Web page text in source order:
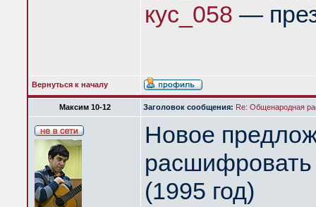
кус_058 —
Вернуться к началу
Максим 10-12 Заголовок сообщения: Re: Общенародная
Новое
(1995 год)